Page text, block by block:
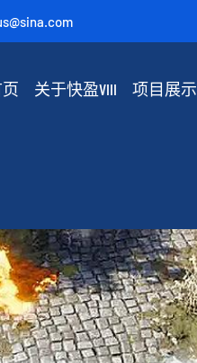
关于快盈VIII 项目展示